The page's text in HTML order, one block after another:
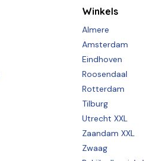
Winkels
Almere
Amsterdam
Eindhoven
Roosendaal
Rotterdam
Tilburg
Utrecht XXL
Zaandam XXL
Zwaag